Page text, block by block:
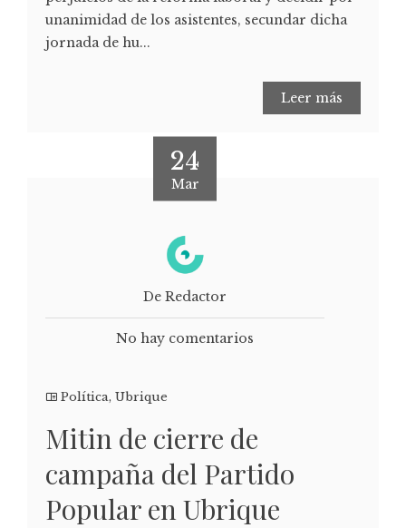
unanimidad de los asistentes, secundar dicha
jornada de hu...
Leer más
24
Mar
De Redactor
No hay comentarios
Política, Ubrique
Mitin de cierre de
campaña del Partido
Popular en Ubrique